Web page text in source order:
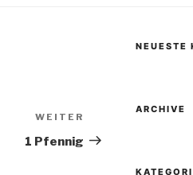
Beitrag
WEITER
1 Pfennig
NEUESTE
ARCHIVE